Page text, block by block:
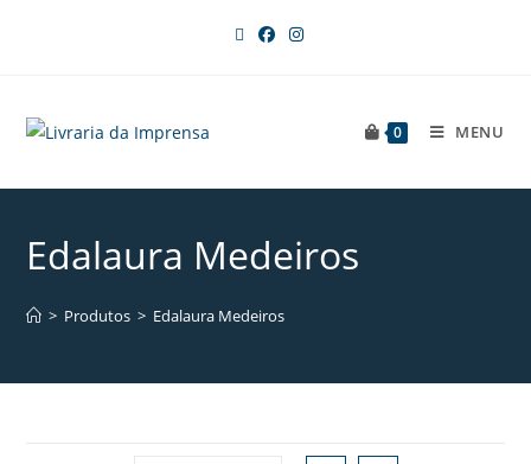
0 MENU
Edalaura Medeiros
> Produtos > Edalaura Medeiros